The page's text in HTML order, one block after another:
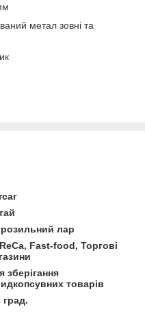
метал зовні та
лар
Fast-food, Торгові
зберігання
товарів
град.